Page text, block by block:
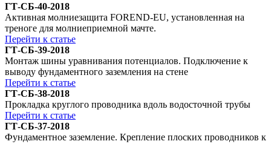
ГТ-СБ-40-2018
Активная молниезащита FOREND-EU, установленная на
треноге для молниеприемной мачте.
Перейти к статье
ГТ-СБ-39-2018
Монтаж шины уравнивания потенциалов. Подключение к
выводу фундаментного заземления на стене
Перейти к статье
ГТ-СБ-38-2018
Прокладка круглого проводника вдоль водосточной трубы
Перейти к статье
ГТ-СБ-37-2018
Фундаментное заземление. Крепление плоских проводников к